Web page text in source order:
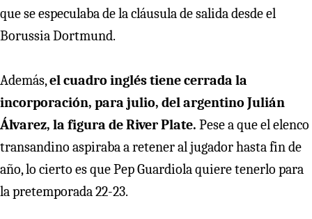
que se especulaba de la cláusula de salida desde el
Borussia Dortmund.
Además,el cuadro inglés tiene cerrada la
incorporación, para julio, del argentino Julián
Álvarez, la figura de River Plate. Pese a que el elenco
transandino aspiraba a retener al jugador hasta fin de
año, lo cierto es que Pep Guardiola quiere tenerlo para
la pretemporada 22-23.